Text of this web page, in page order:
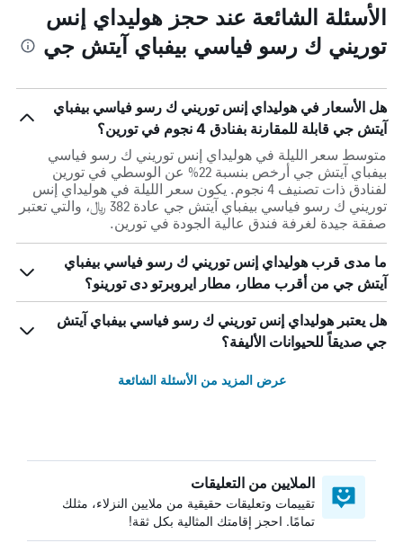
الأسئلة الشائعة عند حجز هوليداي إنس
توريني ك رسو فياسي بيفباي آيتش جي
هل الأسعار في هوليداي إنس توريني ك رسو فياسي بيفباي
آيتش جي قابلة للمقارنة بفنادق 4 نجوم في تورين؟
متوسط سعر الليلة في هوليداي إنس توريني ك رسو فياسي
بيفباي آيتش جي أرخص بنسبة 22% عن الوسطي في تورين
لفنادق ذات تصنيف 4 نجوم. يكون سعر الليلة في هوليداي إنس
توريني ك رسو فياسي بيفباي آيتش جي عادة 382 ﷼، والتي تعتبر
صفقة جيدة لغرفة فندق عالية الجودة في تورين.
ما مدى قرب هوليداي إنس توريني ك رسو فياسي بيفباي
آيتش جي من أقرب مطار، مطار ايروبرتو دى تورينو؟
هل يعتبر هوليداي إنس توريني ك رسو فياسي بيفباي آيتش
جي صديقاً للحيوانات الأليفة؟
عرض المزيد من الأسئلة الشائعة
الملايين من التعليقات
تقييمات وتعليقات حقيقية من ملايين النزلاء، مثلك
تمامًا. احجز إقامتك المثالية بكل ثقة!